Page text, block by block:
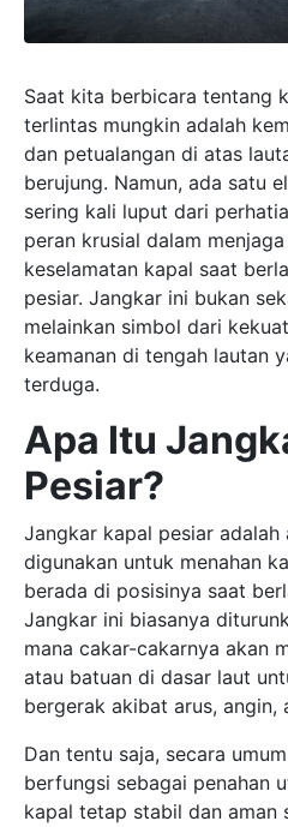
Saat kita berbicara tentang
terlintas mungkin adalah
dan petualangan di atas
berujung. Namun, ada satu
sering kali luput dari
peran krusial dalam
keselamatan kapal saat
pesiar. Jangkar ini bukan
melainkan simbol dari
keamanan di tengah lautan
terduga.
Apa Itu
Pesiar?
Jangkar kapal pesiar adalah
digunakan untuk menahan
berada di posisinya saat
Jangkar ini biasanya
mana cakar-cakarnya akan
atau batuan di dasar laut
bergerak akibat arus, angin,
Dan tentu saja, secara
berfungsi sebagai penahan
kapal tetap stabil dan aman